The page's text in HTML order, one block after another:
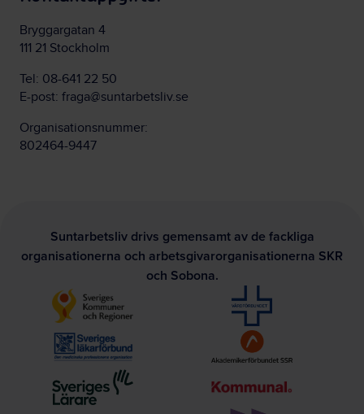
Bryggargatan 4
111 21 Stockholm
Tel: 08-641 22 50
E-post: fraga@suntarbetsliv.se
Organisationsnummer:
802464-9447
Suntarbetsliv drivs gemensamt av de fackliga
organisationerna och arbetsgivarorganisationerna SKR
och Sobona.